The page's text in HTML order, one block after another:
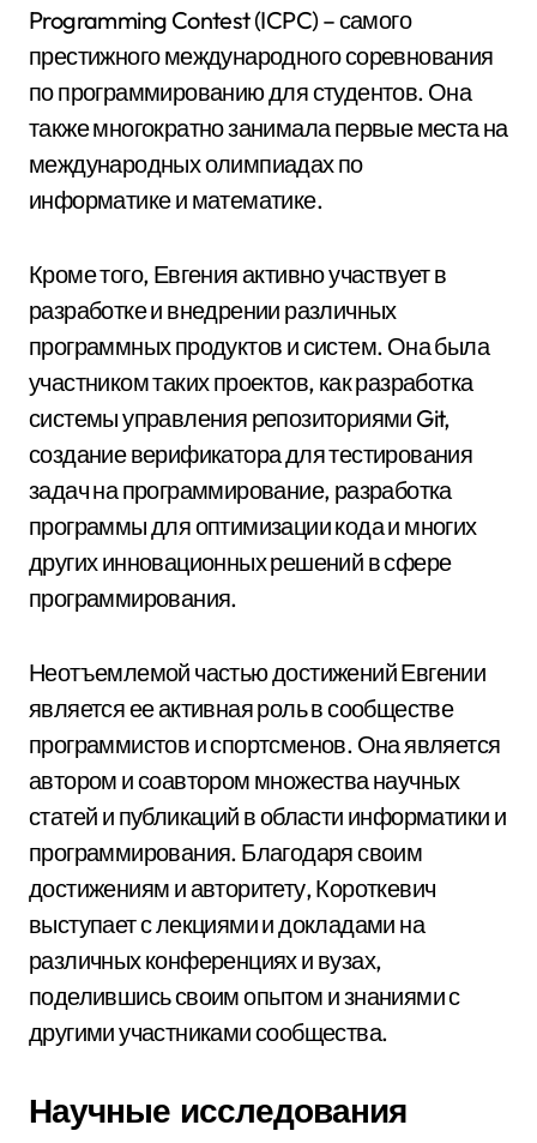
Programming Contest (ICPC) – самого
престижного международного соревнования
по программированию для студентов. Она
также многократно занимала первые места на
международных олимпиадах по
информатике и математике.
Кроме того, Евгения активно участвует в
разработке и внедрении различных
программных продуктов и систем. Она была
участником таких проектов, как разработка
системы управления репозиториями Git,
создание верификатора для тестирования
задач на программирование, разработка
программы для оптимизации кода и многих
других инновационных решений в сфере
программирования.
Неотъемлемой частью достижений Евгении
является ее активная роль в сообществе
программистов и спортсменов. Она является
автором и соавтором множества научных
статей и публикаций в области информатики и
программирования. Благодаря своим
достижениям и авторитету, Короткевич
выступает с лекциями и докладами на
различных конференциях и вузах,
поделившись своим опытом и знаниями с
другими участниками сообщества.
Научные исследования